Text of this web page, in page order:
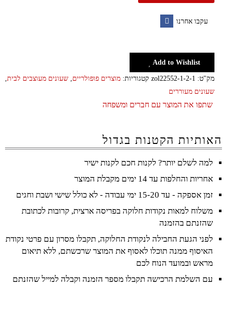
עקבו אחרנו
Add to Wishlist
מק"ט: zol22552-1-2-1 קטגוריות: מוצרים פופולריים שעונים מעוצבים לבית
שעונים מעוררים
שתפו את המוצר עם חברים ומשפחה
האותיות הקטנות בגדול
למה לשלם יותר? לקנות חכם לקנות ישיר
אחריות והחלפות עד 14 ימים מקבלת המוצר
זמן אספקה - עד 15-20 ימי עבודה - לא כולל שישי ושבת וחגים
משלוח למאות נקודות חלוקה בפריסה ארצית, קרובות לכתובת
שהזנתם בהזמנה
לפני הגעת החבילה לנקודת החלוקה, תקבלו מסרון עם פרטי נקודת
האיסוף ממנה תוכלו לאסוף את המוצר שרכשתם, ללא תיאום
מראש ובמועד הנוח לכם
עם השלמת הרכישה תקבלו מספר הזמנה וקבלה למייל שהזנתם